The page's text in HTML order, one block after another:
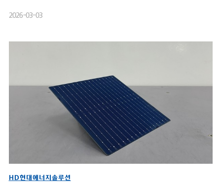
2026-03-03
HD현대에너지솔루션